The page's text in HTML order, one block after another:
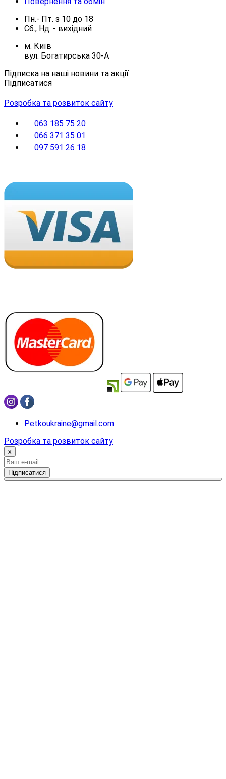
Пн.- Пт. з 10 до 18
Сб., Нд. - вихідний
м. Київ
вул. Богатирська 30-А
Підписка на наші новини та акції
Підписатися
Розробка та розвиток сайту
063 185 75 20
066 371 35 01
097 591 26 18
Petkoukraine@gmail.com
Розробка та розвиток сайту
x